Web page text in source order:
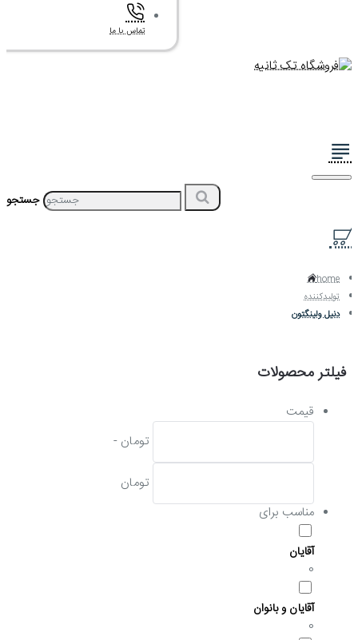
تماس با ما
جستجو
home
تولیدکننده
دنیل ولینگتون
فیلتر محصولات
قیمت
تومان -
تومان
مناسب برای
آقایان
0
آقایان و بانوان
0